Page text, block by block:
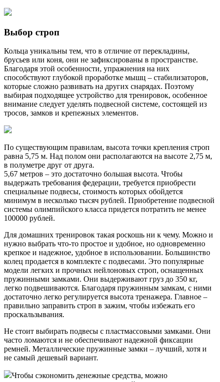
Выбор строп
Кольца уникальны тем, что в отличие от перекладины,
брусьев или коня, они не зафиксированы в пространстве.
Благодаря этой особенности, упражнения на них
способствуют глубокой проработке мышц – стабилизаторов,
которые сложно развивать на других снарядах. Поэтому
выбирая подходящее устройство для тренировок, особенное
внимание следует уделять подвесной системе, состоящей из
тросов, замков и крепежных элементов.
По существующим правилам, высота точки крепления строп
равна 5,75 м. Над полом они располагаются на высоте 2,75 м,
в полуметре друг от друга.
5,67 метров – это достаточно большая высота. Чтобы
выдержать требования федерации, требуется приобрести
специальные подвесы, стоимость которых обойдется
минимум в несколько тысяч рублей. Приобретение подвесной
системы олимпийского класса придется потратить не менее
100000 рублей.
Для домашних тренировок такая роскошь ни к чему. Можно и
нужно выбрать что-то простое и удобное, но одновременно
крепкое и надежное, удобное в использовании. Большинство
колец продается в комплекте с подвесами. Это популярные
модели легких и прочных нейлоновых строп, оснащенных
пружинными замками. Они выдерживают груз до 350 кг,
легко подвешиваются. Благодаря пружинным замкам, с ними
достаточно легко регулируется высота тренажера. Главное –
правильно заправить строп в зажим, чтобы избежать его
проскальзывания.
Не стоит выбирать подвесы с пластмассовыми замками. Они
часто ломаются и не обеспечивают надежной фиксации
ремней. Металлические пружинные замки – лучший, хотя и
не самый дешевый вариант.
Чтобы сэкономить денежные средства, можно